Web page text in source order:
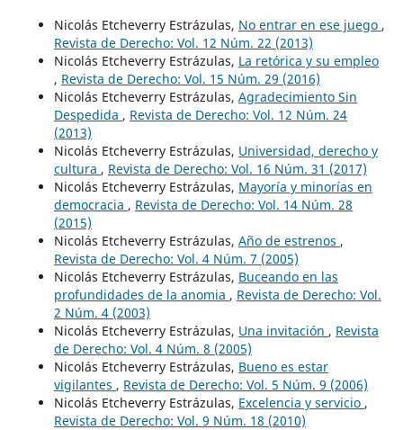
Nicolás Etcheverry Estrázulas, No entrar en ese juego ,
Revista de Derecho: Vol. 12 Núm. 22 (2013)
Nicolás Etcheverry Estrázulas, La retórica y su empleo
, Revista de Derecho: Vol. 15 Núm. 29 (2016)
Nicolás Etcheverry Estrázulas, Agradecimiento Sin
Despedida , Revista de Derecho: Vol. 12 Núm. 24
(2013)
Nicolás Etcheverry Estrázulas, Universidad, derecho y
cultura , Revista de Derecho: Vol. 16 Núm. 31 (2017)
Nicolás Etcheverry Estrázulas, Mayoría y minorías en
democracia , Revista de Derecho: Vol. 14 Núm. 28
(2015)
Nicolás Etcheverry Estrázulas, Año de estrenos ,
Revista de Derecho: Vol. 4 Núm. 7 (2005)
Nicolás Etcheverry Estrázulas, Buceando en las
profundidades de la anomia , Revista de Derecho: Vol.
2 Núm. 4 (2003)
Nicolás Etcheverry Estrázulas, Una invitación , Revista
de Derecho: Vol. 4 Núm. 8 (2005)
Nicolás Etcheverry Estrázulas, Bueno es estar
vigilantes , Revista de Derecho: Vol. 5 Núm. 9 (2006)
Nicolás Etcheverry Estrázulas, Excelencia y servicio ,
Revista de Derecho: Vol. 9 Núm. 18 (2010)